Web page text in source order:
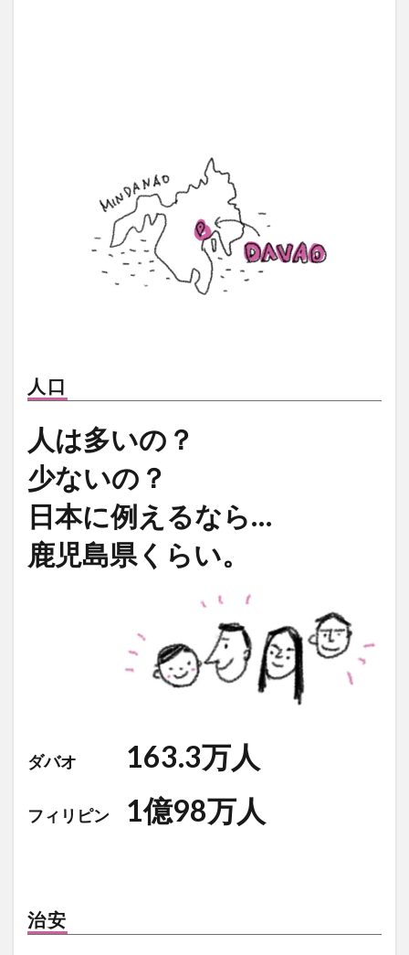
人口
人は多いの？
少ないの？
日本に例えるなら…
鹿児島県くらい。
ダバオ 163.3万人
フィリピン 1億98万人
治安